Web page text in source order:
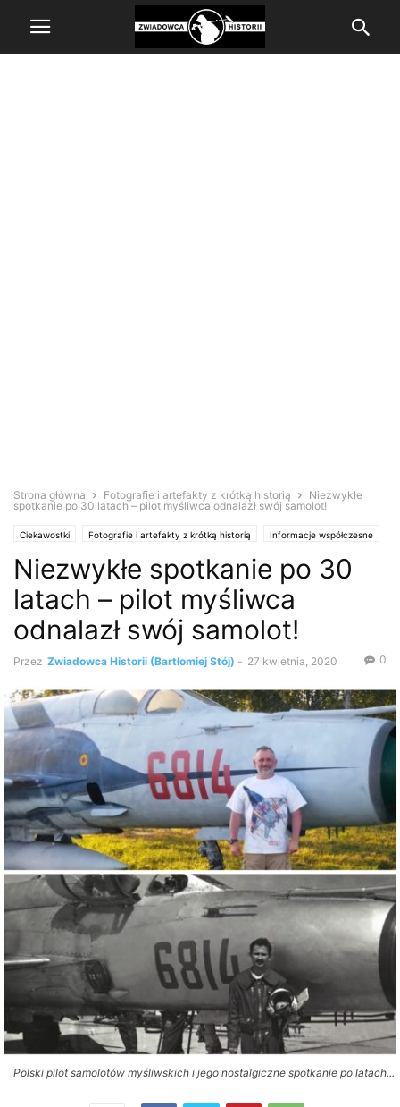
Strona główna Fotografie i artefakty z krótką historią
Niezwykłe
spotkanie po 30 latach – pilot myśliwca odnalazł swój samolot!
Ciekawostki Fotografie i artefakty z krótką historią Informacje współczesne
Niezwykłe spotkanie po 30
latach – pilot myśliwca
odnalazł swój samolot!
Przez Zwiadowca Historii (Bartłomiej Stój) - 27 kwietnia, 2020 0
Polski pilot samolotów myśliwskich i jego nostalgiczne spotkanie po latach...